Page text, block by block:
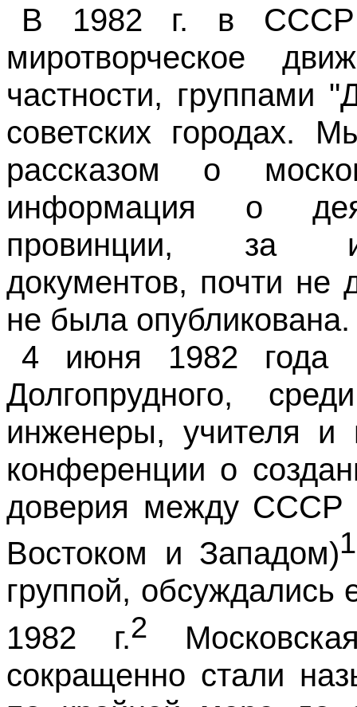
В 1982 г. в СССР
миротворческое
частности, группами
советских городах.
рассказом о
информация о
провинции, за
документов, почти не
не была опубликована.
4 июня 1982 года
Долгопрудного,
инженеры, учителя и
конференции о
доверия между
Востоком и Западом)1
группой,
1982 г.2
сокращенно стали